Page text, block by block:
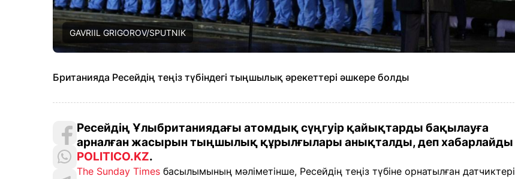
GAVRIIL GRIGOROV/SPUTNIK
Британияда Ресейдің теңіз түбіндегі тыңшылық әрекеттері әшкере болды
Ресейдің Ұлыбританиядағы атомдық сүңгуір қайықтарды бақылауға
арналған жасырын тыңшылық құрылғылары анықталды, деп хабарлайды
POLITICO.KZ.
The Sunday Times басылымының мәліметінше, Ресейдің теңіз түбіне орнатылған датчиктері